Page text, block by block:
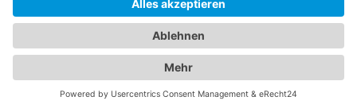
Impressum
Datenschutz
Cookie-Einstellungen